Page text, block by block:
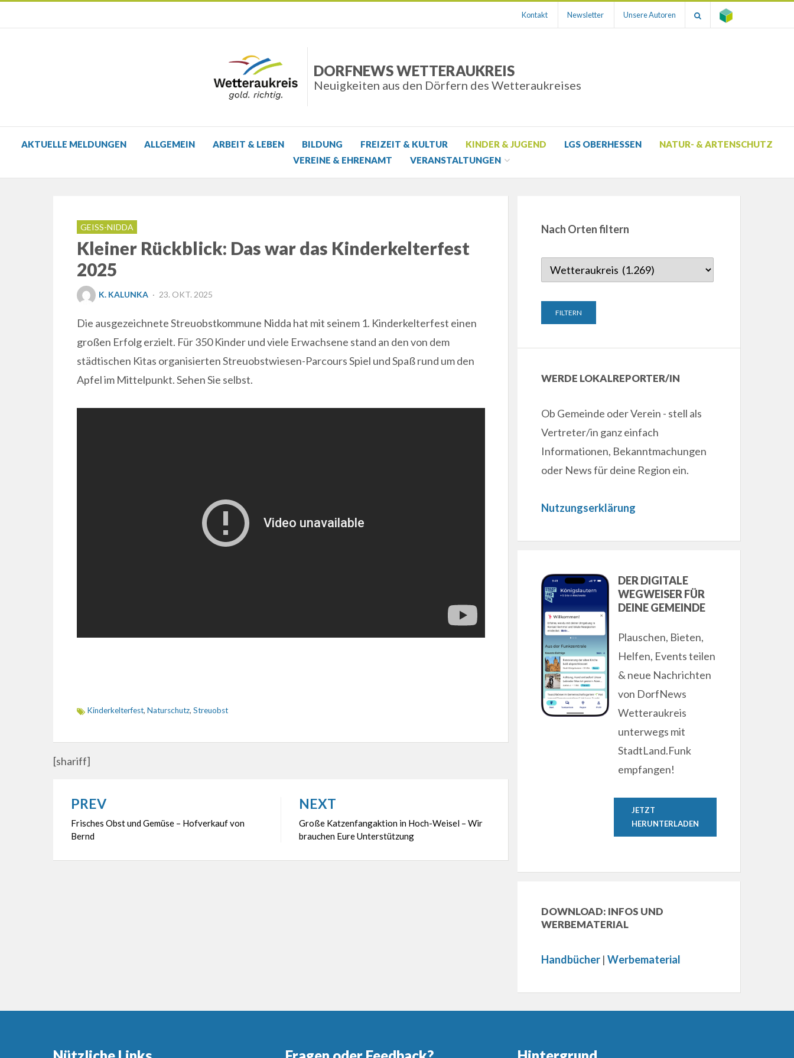
Kontakt Newsletter Unsere Autoren
DORFNEWS WETTERAUKREIS
Neuigkeiten aus den Dörfern des Wetteraukreises
AKTUELLE MELDUNGEN ALLGEMEIN ARBEIT & LEBEN BILDUNG FREIZEIT & KULTUR KINDER & JUGEND LGS OBERHESSEN
NATUR- & ARTENSCHUTZ
VEREINE & EHRENAMT
VERANSTALTUNGEN
GEISS-NIDDA
Kleiner Rückblick: Das war das Kinderkelterfest
2025
K. KALUNKA
POSTED
23. OKT. 2025
Die ausgezeichnete Streuobstkommune Nidda hat mit seinem 1. Kinderkelterfest einen
großen Erfolg erzielt. Für 350 Kinder und viele Erwachsene stand an den von dem
städtischen Kitas organisierten Streuobstwiesen-Parcours Spiel und Spaß rund um den
Apfel im Mittelpunkt. Sehen Sie selbst.
Kinderkelterfest, Naturschutz, Streuobst
[shariff]
Beitragsnavigation
PREV
Frisches Obst und Gemüse – Hofverkauf von
Bernd
NEXT
Große Katzenfangaktion in Hoch-Weisel – Wir
brauchen Eure Unterstützung
Nach Orten filtern
WERDE LOKALREPORTER/IN
Ob Gemeinde oder Verein - stell als
Vertreter/in ganz einfach
Informationen, Bekanntmachungen
oder News für deine Region ein.
Nutzungserklärung
DER DIGITALE
WEGWEISER FÜR
DEINE GEMEINDE
Plauschen, Bieten,
Helfen, Events teilen
& neue Nachrichten
von DorfNews
Wetteraukreis
unterwegs mit
StadtLand.Funk
empfangen!
JETZT
HERUNTERLADEN
DOWNLOAD: INFOS UND
WERBEMATERIAL
Handbücher |Werbematerial